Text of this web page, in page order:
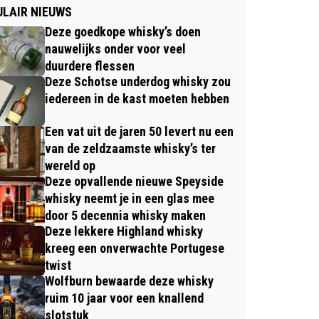
NIEUWS
Deze goedkope whisky’s doen
nauwelijks onder voor veel
duurdere flessen
Deze Schotse underdog whisky zou
iedereen in de kast moeten hebben
Een vat uit de jaren 50 levert nu een
van de zeldzaamste whisky’s ter
wereld op
Deze opvallende nieuwe Speyside
whisky neemt je in een glas mee
door 5 decennia whisky maken
Deze lekkere Highland whisky
kreeg een onverwachte Portugese
twist
Wolfburn bewaarde deze whisky
ruim 10 jaar voor een knallend
slotstuk